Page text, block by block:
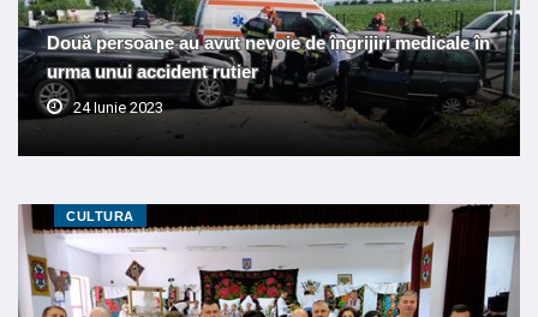
Două persoane au avut nevoie de îngrijiri medicale în
urma unui accident rutier
24 Iunie 2023
CULTURA